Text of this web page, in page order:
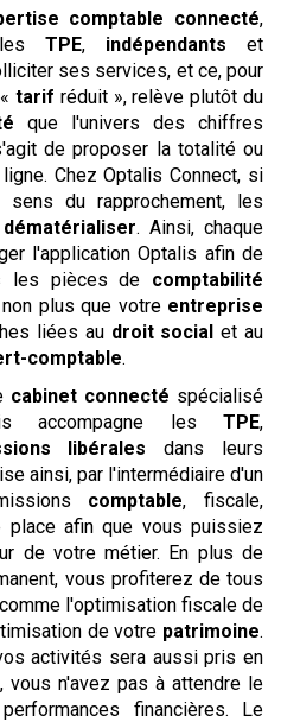
comptable connecté,
lesTPE, indépendants et
ses services, et ce, pour
tarif réduit », relève plutôt du
que l'univers des chiffres
de proposer la totalité ou
Chez Optalis Connect, si
du rapprochement, les
dématérialiser. Ainsi, chaque
l'application Optalis afin de
les pièces de comptabilité
plus que votre entreprise
liées au droit social et au
comptable.
cabinet connecté spécialisé
accompagne lesTPE,
libérales dans leurs
ainsi, par l'intermédiaire d'un
comptable, fiscale,
afin que vous puissiez
de votre métier. En plus de
vous profiterez de tous
l'optimisation fiscale de
de votre patrimoine.
activités sera aussi pris en
vous n'avez pas à attendre le
financières. Le